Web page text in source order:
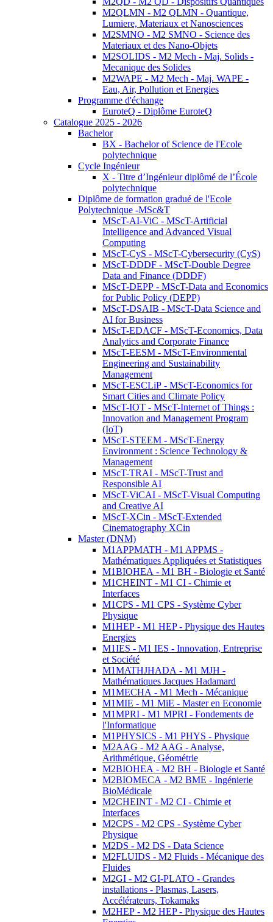
M2QLMN - M2 QLMN - Quantique,
Lumiere, Materiaux et Nanosciences
M2SMNO - M2 SMNO - Science des
Materiaux et des Nano-Objets
M2SOLIDS - M2 Mech - Maj. Solids -
Mecanique des Solides
M2WAPE - M2 Mech - Maj. WAPE -
Eau, Air, Pollution et Energies
Programme d'échange
EuroteQ - Diplôme EuroteQ
Catalogue 2025 - 2026
Bachelor
BX - Bachelor of Science de l'Ecole
polytechnique
Cycle Ingénieur
X - Titre d’Ingénieur diplômé de l’École
polytechnique
Diplôme de formation gradué de l'Ecole
Polytechnique -MSc&T
MScT-AI-ViC - MScT-Artificial
Intelligence and Advanced Visual
Computing
MScT-CyS - MScT-Cybersecurity (CyS)
MScT-DDDF - MScT-Double Degree
Data and Finance (DDDF)
MScT-DEPP - MScT-Data and Economics
for Public Policy (DEPP)
MScT-DSAIB - MScT-Data Science and
AI for Business
MScT-EDACF - MScT-Economics, Data
Analytics and Corporate Finance
MScT-EESM - MScT-Environmental
Engineering and Sustainability
Management
MScT-ESCLiP - MScT-Economics for
Smart Cities and Climate Policy
MScT-IOT - MScT-Internet of Things :
Innovation and Management Program
(IoT)
MScT-STEEM - MScT-Energy
Environment : Science Technology &
Management
MScT-TRAI - MScT-Trust and
Responsible AI
MScT-ViCAI - MScT-Visual Computing
and Creative AI
MScT-XCin - MScT-Extended
Cinematography XCin
Master (DNM)
M1APPMATH - M1 APPMS -
Mathématiques Appliquées et Statistiques
M1BIOHEA - M1 BH - Biologie et Santé
M1CHEINT - M1 CI - Chimie et
Interfaces
M1CPS - M1 CPS - Système Cyber
Physique
M1HEP - M1 HEP - Physique des Hautes
Energies
M1IES - M1 IES - Innovation, Entreprise
et Société
M1MATHJHADA - M1 MJH -
Mathématiques Jacques Hadamard
M1MECHA - M1 Mech - Mécanique
M1MIE - M1 MiE - Master en Economie
M1MPRI - M1 MPRI - Fondements de
l'Informatique
M1PHYSICS - M1 PHYS - Physique
M2AAG - M2 AAG - Analyse,
Arithmétique, Géométrie
M2BIOHEA - M2 BH - Biologie et Santé
M2BIOMECA - M2 BME - Ingénierie
BioMédicale
M2CHEINT - M2 CI - Chimie et
Interfaces
M2CPS - M2 CPS - Système Cyber
Physique
M2DS - M2 DS - Data Science
M2FLUIDS - M2 Fluids - Mécanique des
Fluides
M2GI - M2 GI-PLATO - Grandes
installations - Plasmas, Lasers,
Accélérateurs, Tokamaks
M2HEP - M2 HEP - Physique des Hautes